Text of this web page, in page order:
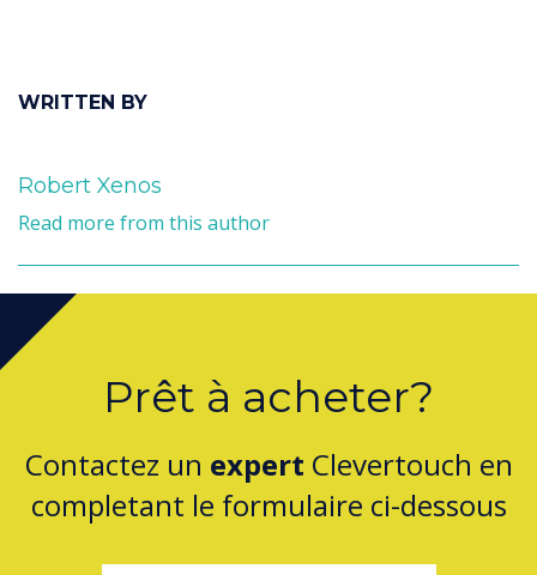
WRITTEN BY
Robert Xenos
Read more from this author
Prêt à acheter?
Contactez un expert Clevertouch en
completant le formulaire ci-dessous